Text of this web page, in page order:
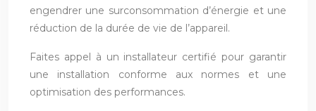
engendrer une surconsommation d’énergie et une
réduction de la durée de vie de l’appareil.
Faites appel à un installateur certifié pour garantir
une installation conforme aux normes et une
optimisation des performances.